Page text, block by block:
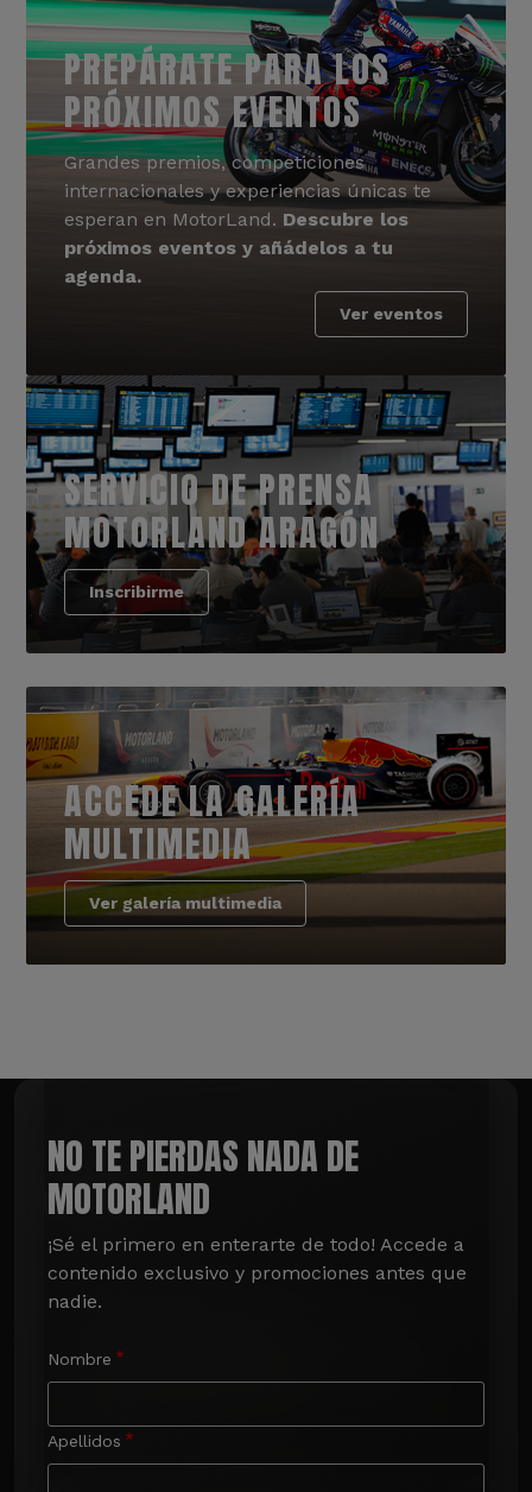
PREPÁRATE PARA LOS
PRÓXIMOS EVENTOS
Grandes premios, competiciones
internacionales y experiencias únicas te
esperan en MotorLand. Descubre los
próximos eventos y añádelos a tu
agenda.
Ver eventos
SERVICIO DE PRENSA
MOTORLAND ARAGÓN
Inscribirme
ACCEDE LA GALERÍA
MULTIMEDIA
Ver galería multimedia
NO TE PIERDAS NADA DE
MOTORLAND
¡Sé el primero en enterarte de todo! Accede a
contenido exclusivo y promociones antes que
nadie.
Nombre
Apellidos